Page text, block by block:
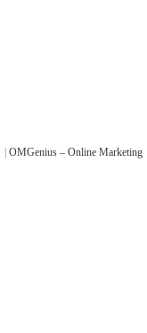
|OMGenius – Online Marketing